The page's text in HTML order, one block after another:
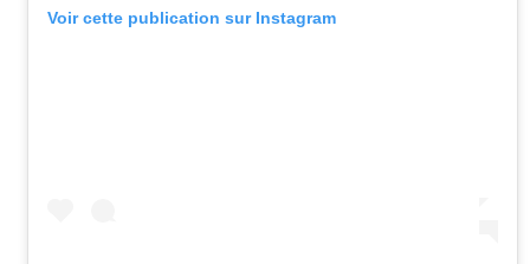
Voir cette publication sur Instagram